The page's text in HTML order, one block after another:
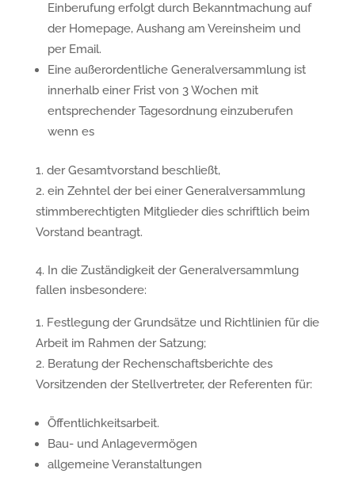
Einberufung erfolgt durch Bekanntmachung auf
der Homepage, Aushang am Vereinsheim und
per Email.
Eine außerordentliche Generalversammlung ist
innerhalb einer Frist von 3 Wochen mit
entsprechender Tagesordnung einzuberufen
wenn es
der Gesamtvorstand beschließt,
ein Zehntel der bei einer Generalversammlung
stimmberechtigten Mitglieder dies schriftlich beim
Vorstand beantragt.
4. In die Zuständigkeit der Generalversammlung
fallen insbesondere:
Festlegung der Grundsätze und Richtlinien für die
Arbeit im Rahmen der Satzung;
Beratung der Rechenschaftsberichte des
Vorsitzenden der Stellvertreter, der Referenten für:
Öffentlichkeitsarbeit.
Bau- und Anlagevermögen
allgemeine Veranstaltungen